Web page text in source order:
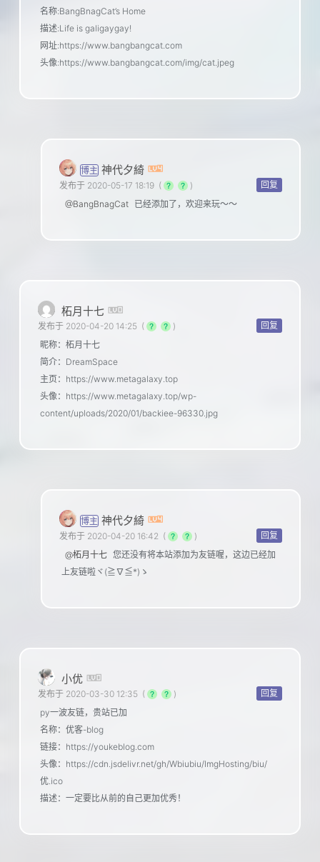
名称:BangBnagCat’s Home
描述:Life is galigaygay!
网址:https://www.bangbangcat.com
头像:https://www.bangbangcat.com/img/cat.jpeg
博主 神代夕綺
回复
发布于 2020-05-17 18:19 (
)
@BangBnagCat 已经添加了，欢迎来玩～～
柘月十七
回复
发布于 2020-04-20 14:25 (
)
昵称：柘月十七
简介：DreamSpace
主页：https://www.metagalaxy.top
头像：https://www.metagalaxy.top/wp-
content/uploads/2020/01/backiee-96330.jpg
博主 神代夕綺
回复
发布于 2020-04-20 16:42 (
)
@柘月十七 您还没有将本站添加为友链喔，这边已经加
上友链啦ヾ(≧∇≦*)ゝ
小优
回复
发布于 2020-03-30 12:35 (
)
py一波友链，贵站已加
名称：优客-blog
链接：https://youkeblog.com
头像：https://cdn.jsdelivr.net/gh/Wbiubiu/ImgHosting/biu/
优.ico
描述：一定要比从前的自己更加优秀！